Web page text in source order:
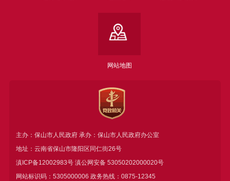
网站地图
主办：保山市人民政府 承办：保山市人民政府办公室
地址：云南省保山市隆阳区同仁街26号
滇ICP备12002983号滇公网安备 53050202000020号
网站标识码：5305000006 政务热线：0875-12345